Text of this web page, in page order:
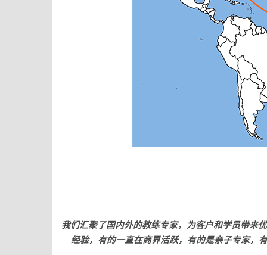
我们汇聚了国内外的教练专家，为客户和学员带来
经验，有的一直在商界活跃，有的是亲子专家，